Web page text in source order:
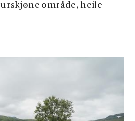
område, heile